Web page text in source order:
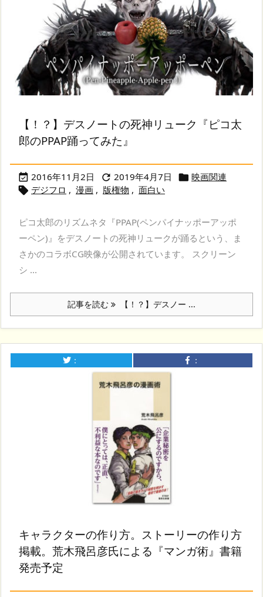
【！？】デスノートの死神リューク『ピコ太
郎のPPAP踊ってみた』
 2016年11月2日  2019年4月7日  映画関連
 デジフロ , 漫画 , 版権物 , 面白い
ピコ太郎のリズムネタ『PPAP(ペンパイナッポーアッポ
ーペン)』をデスノートの死神リュークが踊るという、ま
さかのコラボCG映像が公開されています。 スクリーン
シ ...
記事を読む 【！？】デスノー ...
： ：
キャラクターの作り方。ストーリーの作り方
掲載。荒木飛呂彦氏による『マンガ術』書籍
発売予定